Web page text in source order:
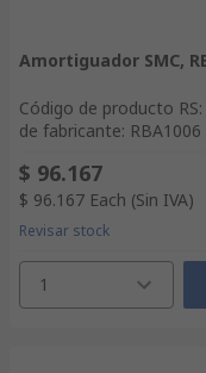
Amortiguador SMC,
Código de producto RS:
de fabricante: RBA1006
$ 96.167
$ 96.167 Each (Sin IVA)
Revisar stock
1